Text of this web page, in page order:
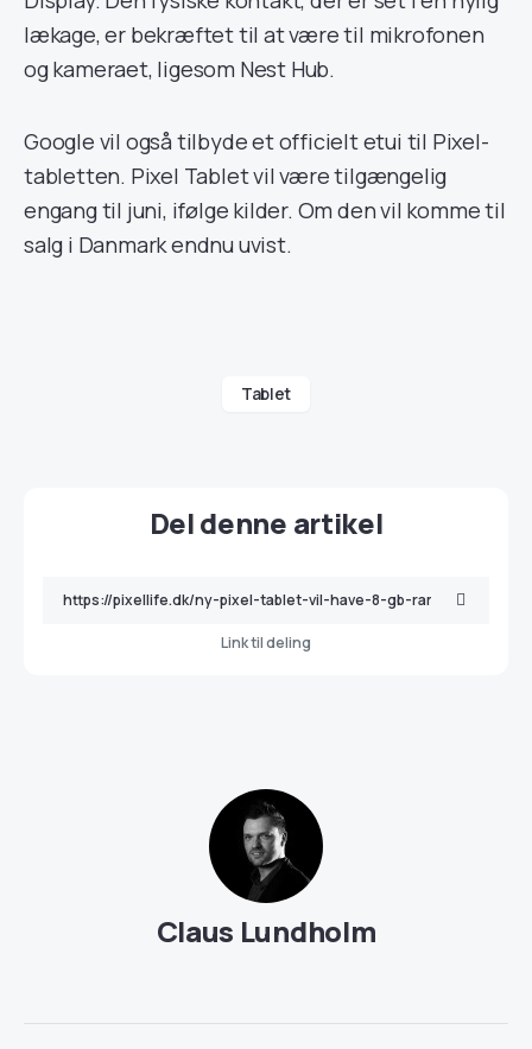
lækage, er bekræftet til at være til mikrofonen
og kameraet, ligesom Nest Hub.
Google vil også tilbyde et officielt etui til Pixel-
tabletten. Pixel Tablet vil være tilgængelig
engang til juni, ifølge kilder. Om den vil komme til
salg i Danmark endnu uvist.
Tablet
Del denne artikel
Link til deling
Claus Lundholm